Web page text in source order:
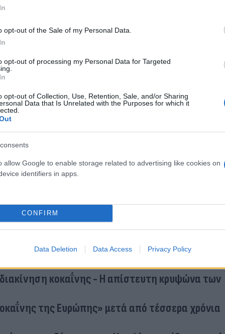
opt-out of the Sale of my Personal Data.
opt-out of processing my Personal Data for Targeted
opt-out of Collection, Use, Retention, Sale, and/or Sharing
Data that Is Unrelated with the Purposes for which it
allow Google to enable storage related to advertising like cookies on
identifiers in apps.
CONFIRM
Data Deletion Data Access Privacy Policy
Flash.gr Google
αίμα» της διακίνησης κόκας
δύτες - Βρήκαν κοκαΐνη αξίας 15 εκατομμυρίων
κοκαΐνης - Η απίστευτη κρυψώνα των
της Ευρώπης» μετά από τέσσερα χρόνια